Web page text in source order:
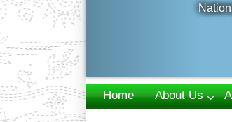
Home About Us